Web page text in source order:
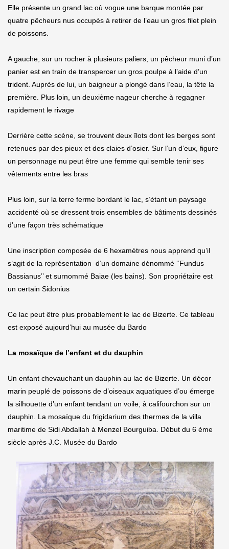
Elle présente un grand lac où vogue une barque montée par
quatre pêcheurs nus occupés à retirer de l’eau un gros filet plein
de poissons.
A gauche, sur un rocher à plusieurs paliers, un pêcheur muni d’un
panier est en train de transpercer un gros poulpe à l’aide d’un
trident. Auprès de lui, un baigneur a plongé dans l’eau, la tête la
première. Plus loin, un deuxième nageur cherche à regagner
rapidement le rivage
Derrière cette scène, se trouvent deux îlots dont les berges sont
retenues par des pieux et des claies d’osier. Sur l’un d’eux, figure
un personnage nu peut être une femme qui semble tenir ses
vêtements entre les bras
Plus loin, sur la terre ferme bordant le lac, s’étant un paysage
accidenté où se dressent trois ensembles de bâtiments dessinés
d’une façon très schématique
Une inscription composée de 6 hexamètres nous apprend qu’il
s’agit de la représentation d’un domaine dénommé ‘’Fundus
Bassianus’’ et surnommé Baiae (les bains). Son propriétaire est
un certain Sidonius
Ce lac peut être plus probablement le lac de Bizerte. Ce tableau
est exposé aujourd’hui au musée du Bardo
La mosaïque de l’enfant et du dauphin
Un enfant chevauchant un dauphin au lac de Bizerte. Un décor
marin peuplé de poissons de d’oiseaux aquatiques d’ou émerge
la silhouette d’un enfant tendant un voile, à califourchon sur un
dauphin. La mosaïque du frigidarium des thermes de la villa
maritime de Sidi Abdallah à Menzel Bourguiba. Début du 6 ème
siècle après J.C. Musée du Bardo